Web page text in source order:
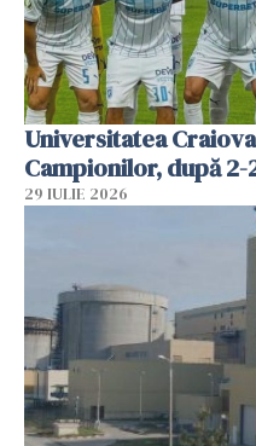
Universitatea
Campionilor, după 2-
29 IULIE 2026